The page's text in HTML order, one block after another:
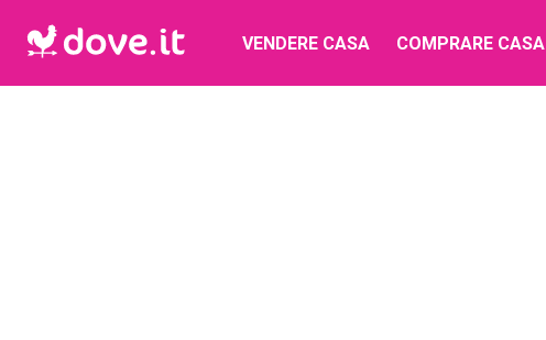
VENDERE CASA COMPRARE CASA